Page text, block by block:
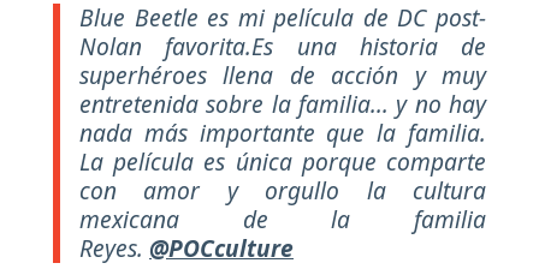
Blue Beetle es mi película de DC post-
Nolan favorita.Es una historia de
superhéroes llena de acción y muy
entretenida sobre la familia... y no hay
nada más importante que la familia.
La película es única porque comparte
con amor y orgullo la cultura
mexicana de la familia
Reyes. @POCculture